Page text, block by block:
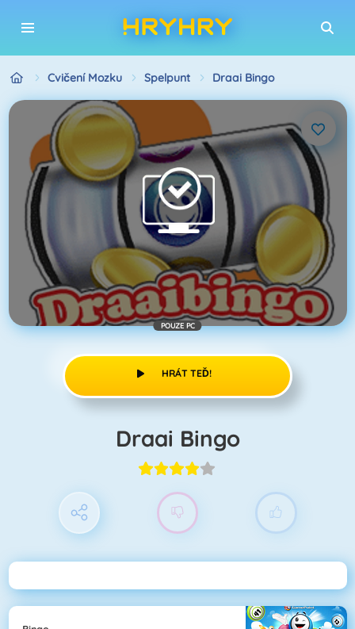
Cvičení Mozku Spelpunt Draai Bingo
POUZE PC
HRÁT TEĎ!
Draai Bingo